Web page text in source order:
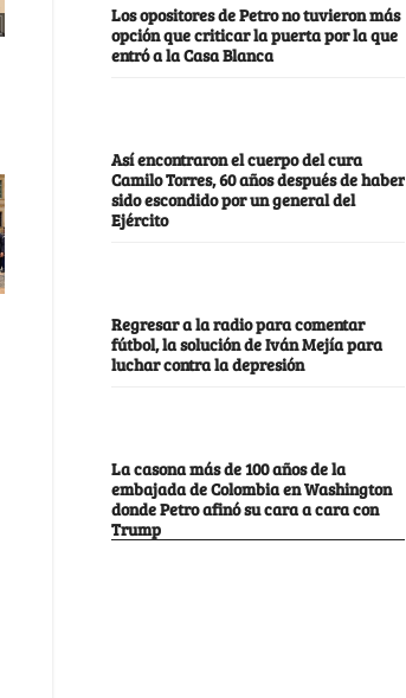
Los opositores de Petro no tuvieron más
opción que criticar la puerta por la que
entró a la Casa Blanca
Así encontraron el cuerpo del cura
Camilo Torres, 60 años después de haber
sido escondido por un general del
Ejército
Regresar a la radio para comentar
fútbol, la solución de Iván Mejía para
luchar contra la depresión
La casona más de 100 años de la
embajada de Colombia en Washington
donde Petro afinó su cara a cara con
Trump